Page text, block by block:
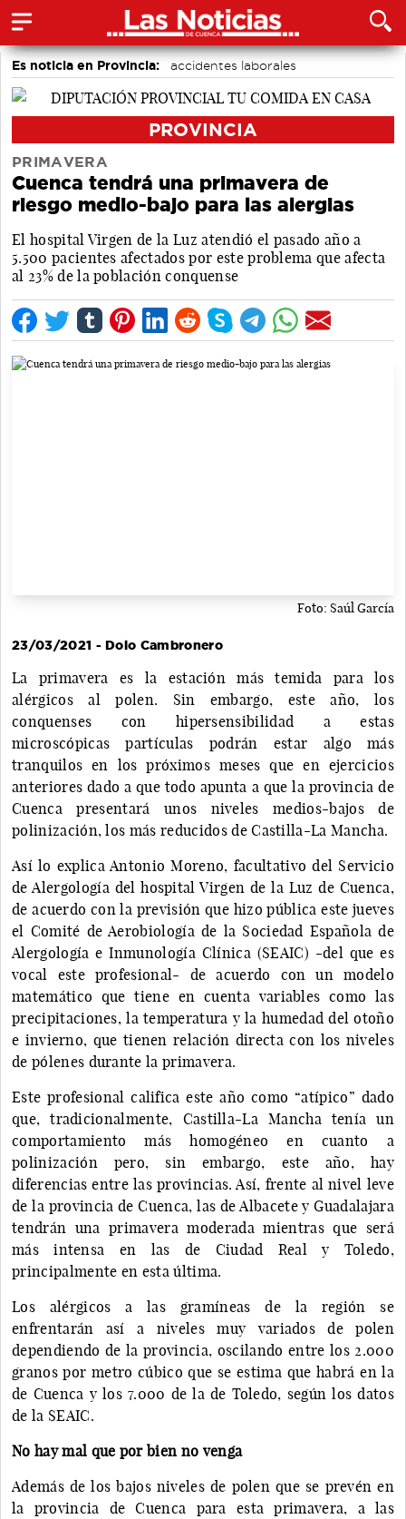
Es noticia en Provincia:
accidentes laborales
Medio Ambiente
PROVINCIA
PRIMAVERA
Cuenca tendrá una primavera de
riesgo medio-bajo para las alergias
El hospital Virgen de la Luz atendió el pasado año a
5.500 pacientes afectados por este problema que afecta
al 23% de la población conquense
Foto: Saúl García
23/03/2021 - Dolo Cambronero
La primavera es la estación más temida para los
alérgicos al polen. Sin embargo, este año, los
conquenses con hipersensibilidad a estas
microscópicas partículas podrán estar algo más
tranquilos en los próximos meses que en ejercicios
anteriores dado a que todo apunta a que la provincia de
Cuenca presentará unos niveles medios-bajos de
polinización, los más reducidos de Castilla-La Mancha.
Así lo explica Antonio Moreno, facultativo del Servicio
de Alergología del hospital Virgen de la Luz de Cuenca,
de acuerdo con la previsión que hizo pública este jueves
el Comité de Aerobiología de la Sociedad Española de
Alergología e Inmunología Clínica (SEAIC) -del que es
vocal este profesional- de acuerdo con un modelo
matemático que tiene en cuenta variables como las
precipitaciones, la temperatura y la humedad del otoño
e invierno, que tienen relación directa con los niveles
de pólenes durante la primavera.
Este profesional califica este año como “atípico” dado
que, tradicionalmente, Castilla-La Mancha tenía un
comportamiento más homogéneo en cuanto a
polinización pero, sin embargo, este año, hay
diferencias entre las provincias. Así, frente al nivel leve
de la provincia de Cuenca, las de Albacete y Guadalajara
tendrán una primavera moderada mientras que será
más intensa en las de Ciudad Real y Toledo,
principalmente en esta última.
Los alérgicos a las gramíneas de la región se
enfrentarán así a niveles muy variados de polen
dependiendo de la provincia, oscilando entre los 2.000
granos por metro cúbico que se estima que habrá en la
de Cuenca y los 7.000 de la de Toledo, según los datos
de la SEAIC.
No hay mal que por bien no venga
Además de los bajos niveles de polen que se prevén en
la provincia de Cuenca para esta primavera, a las